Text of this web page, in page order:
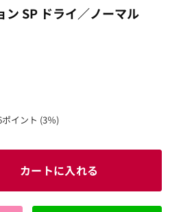
ン SP ドライ／ノーマル
イント (3％)
カートに入れる